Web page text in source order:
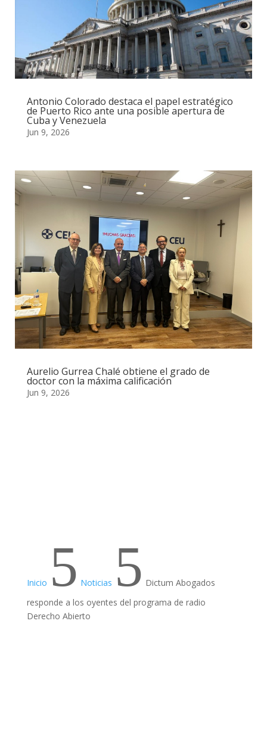
Antonio Colorado destaca el papel estratégico
de Puerto Rico ante una posible apertura de
Cuba y Venezuela
Jun 9, 2026
Aurelio Gurrea Chalé obtiene el grado de
doctor con la máxima calificación
Jun 9, 2026
Inicio 5 Noticias 5 Dictum Abogados
responde a los oyentes del programa de radio
Derecho Abierto